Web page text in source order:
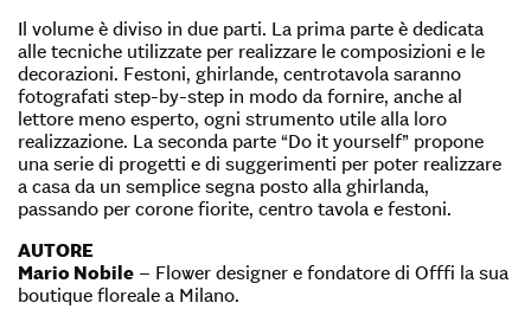
Il volume è diviso in due parti. La prima parte è dedicata
alle tecniche utilizzate per realizzare le composizioni e le
decorazioni. Festoni, ghirlande, centrotavola saranno
fotografati step-by-step in modo da fornire, anche al
lettore meno esperto, ogni strumento utile alla loro
realizzazione. La seconda parte “Do it yourself” propone
una serie di progetti e di suggerimenti per poter realizzare
a casa da un semplice segna posto alla ghirlanda,
passando per corone fiorite, centro tavola e festoni.
AUTORE
Mario Nobile – Flower designer e fondatore di Offfi la sua
boutique floreale a Milano.